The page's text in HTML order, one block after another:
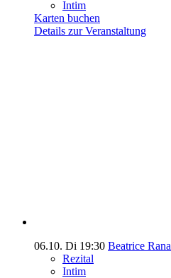
Intim
Karten buchen
Details zur Veranstaltung
06.10. Di 19:30 Beatrice Rana
Rezital
Intim